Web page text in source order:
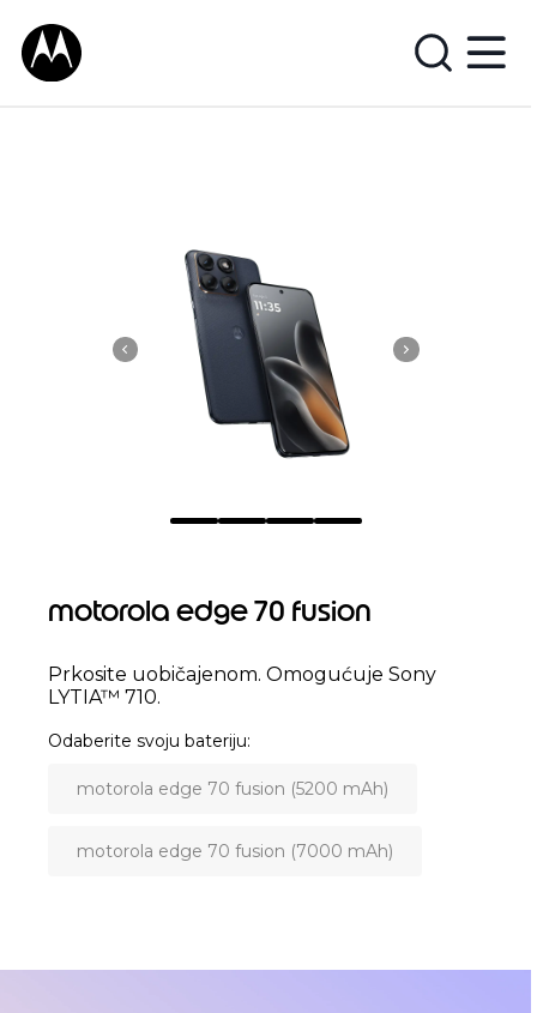
motorola edge 70 fusion
Prkosite uobičajenom. Omogućuje Sony
LYTIA™ 710.
Odaberite svoju bateriju
motorola edge 70 fusion (5200 mAh)
motorola edge 70 fusion (7000 mAh)